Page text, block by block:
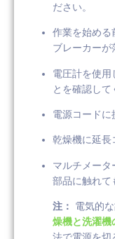
ださい。
作業を始める
ブレーカーが
電圧計を使用
とを確認して
電源コードに
乾燥機に延長
マルチメー
部品に触れて
注： 電気的
燥機と洗濯機